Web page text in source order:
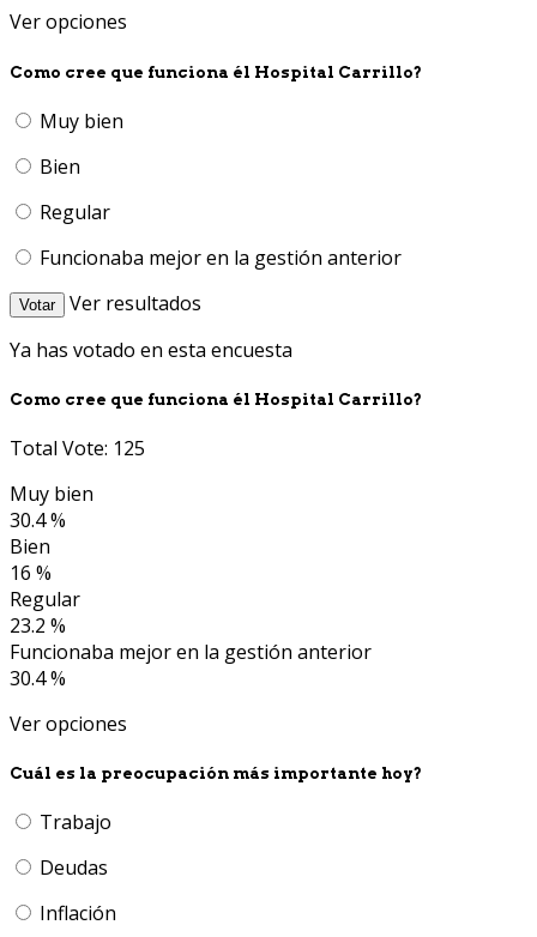
Ver opciones
Como cree que funciona él Hospital Carrillo?
Muy bien
Bien
Regular
Funcionaba mejor en la gestión anterior
Votar
Ver resultados
Ya has votado en esta encuesta
Como cree que funciona él Hospital Carrillo?
Total Vote: 125
Muy bien
30.4 %
Bien
16 %
Regular
23.2 %
Funcionaba mejor en la gestión anterior
30.4 %
Ver opciones
Cuál es la preocupación más importante hoy?
Trabajo
Deudas
Inflación